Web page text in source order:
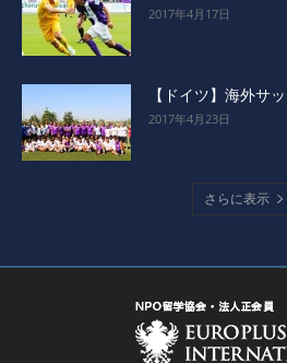
2017年4月17日
【ドイツ】海外サ
2017年4月23日
さらに表示